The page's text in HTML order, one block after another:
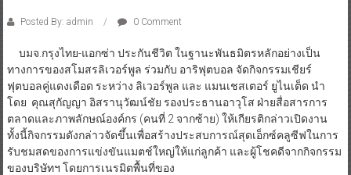
Posted By: admin 0 Comment
บมจ.กรุงไทย-แอกซ่า ประกันชีวิต ในฐานะพันธมิตรหลักอย่างเป็น
ทางการของสโมสรลิเวอร์พูล ร่วมกับ อาริฟุตบอล จัดกิจกรรมเชียร์
ฟุตบอลคู่แดงเดือด ระหว่าง ลิเวอร์พูล และ แมนเชสเตอร์ ยูไนเต็ด นำ
โดย คุณสุกัญญา อิสรานุวัฒน์ชัย รองประธานอาวุโส ฝ่ายสื่อสารการ
ตลาดและภาพลักษณ์องค์กร (คนที่ 2 จากซ้าย) ให้เกียรติกล่าวเปิดงาน
ทั้งนี้กิจกรรมดังกล่าวจัดขึ้นเพื่อสร้างประสบการณ์สุดเอ็กซ์คลูซีฟในการ
รับชมสดของการแข่งขันแมตช์ใหญ่ให้แก่ลูกค้า และผู้โชคดีจากกิจกรรม
ของบริษัทฯ โดยการเนรมิตพื้นที่ของ